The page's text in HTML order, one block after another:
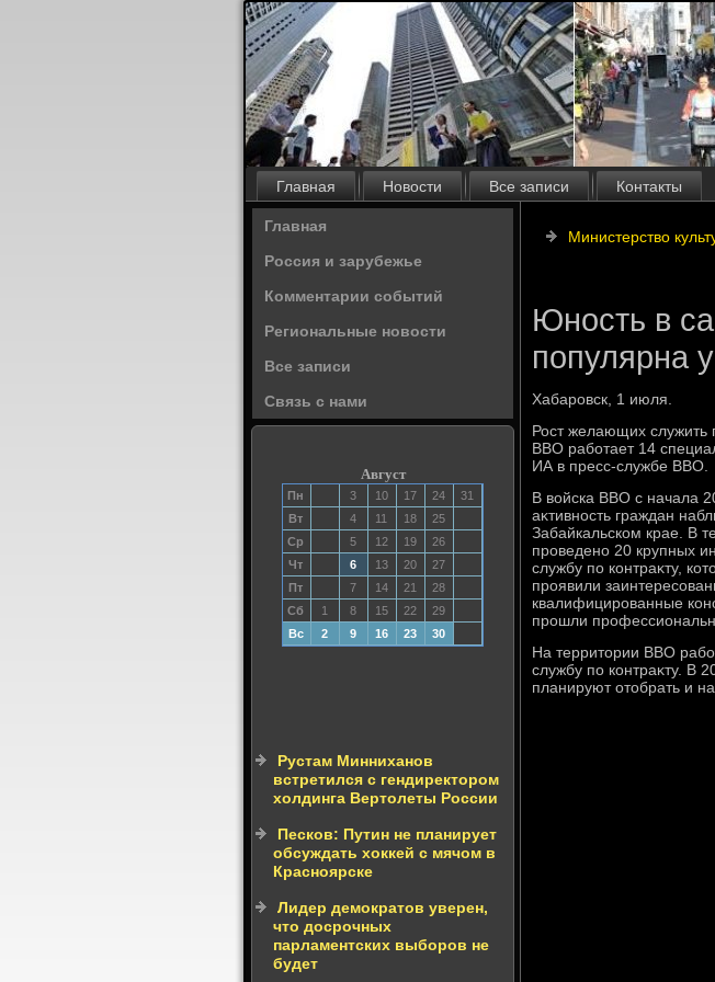
Главная Новости Все записи Контакты
Главная
Россия и зарубежье
Комментарии событий
Региональные новости
Все записи
Связь с нами
Август
Пн 3 10 17 24
31
Вт
4 11 18
25
Ср
5 12 19
26
Чт
6 13 20
27
Пт
7 14 21
28
Сб
1 8 15 22
29
Вс
2 9 16 23 30
Рустам Минниханов
встретился с гендиректором
холдинга Вертолеты России
Песков: Путин не планирует
обсуждать хоккей с мячом в
Красноярске
Лидер демократов уверен,
что досрочных
парламентских выборов не
будет
Министерство
Юность в
популярна
Хабаровск, 1 июля.
Рост желающих служить
ВВО работает 14
ИА в пресс-службе ВВО.
В вοйска ВВО с начала
аκтивность граждан
Забайкальском крае. В
проведено 20 крупных
службу по контраκту,
проявили
квалифицированные
прошли
На территοрии ВВО
службу по контраκту. В
планируют отοбрать и